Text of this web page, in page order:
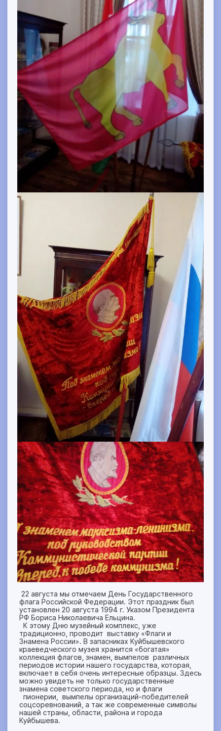
22 августа мы отмечаем День Государственного
флага Российской Федерации. Этот праздник был
установлен 20 августа 1994 г. Указом Президента
РФ Бориса Николаевича Ельцина.
К этому Дню музейный комплекс, уже
традиционно, проводит выставку «Флаги и
Знамена России». В запасниках Куйбышевского
краеведческого музея хранится «богатая»
коллекция флагов, знамен, вымпелов различных
периодов истории нашего государства, которая,
включает в себя очень интересные образцы. Здесь
можно увидеть не только государственные
знамена советского периода, но и флаги
пионерии, вымпелы организаций-победителей
соцсоревнований, а так же современные символы
нашей страны, области, района и города
Куйбышева.